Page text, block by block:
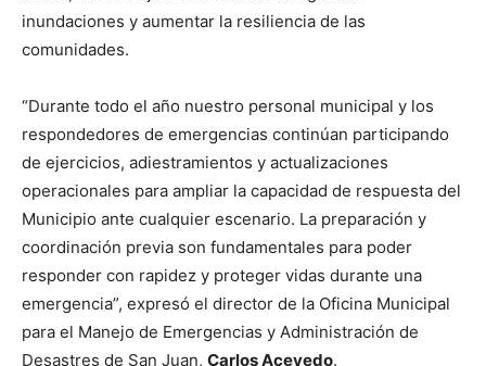
inundaciones y aumentar la resiliencia de las
comunidades.
“Durante todo el año nuestro personal municipal y los
respondedores de emergencias continúan participando
de ejercicios, adiestramientos y actualizaciones
operacionales para ampliar la capacidad de respuesta del
Municipio ante cualquier escenario. La preparación y
coordinación previa son fundamentales para poder
responder con rapidez y proteger vidas durante una
emergencia”, expresó el director de la Oficina Municipal
para el Manejo de Emergencias y Administración de
Desastres de San Juan, Carlos Acevedo.